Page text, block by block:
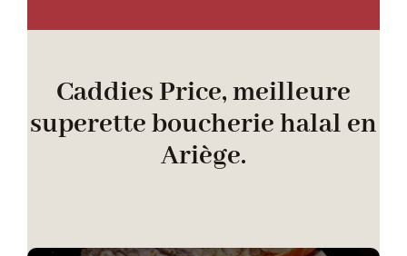
Caddies Price, meilleure
superette boucherie halal en
Ariège.